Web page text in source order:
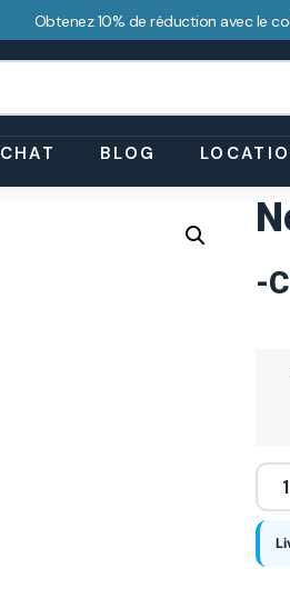
Obtenez 10% de réduction avec le
BLOG
-